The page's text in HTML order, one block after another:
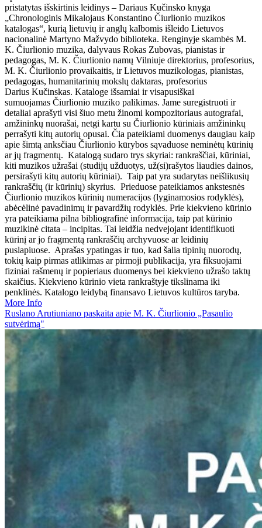
pristatytas išskirtinis leidinys – Dariaus Kučinsko knyga
„Chronologinis Mikalojaus Konstantino Čiurlionio muzikos
katalogas“, kurią lietuvių ir anglų kalbomis išleido Lietuvos
nacionalinė Martyno Mažvydo biblioteka. Renginyje skambės M.
K. Čiurlionio muzika, dalyvaus Rokas Zubovas, pianistas ir
pedagogas, M. K. Čiurlionio namų Vilniuje direktorius, profesorius,
M. K. Čiurlionio provaikaitis, ir Lietuvos muzikologas, pianistas,
pedagogas, humanitarinių mokslų daktaras, profesorius
Darius Kučinskas. Kataloge išsamiai ir visapusiškai
sumuojamas Čiurlionio muziko palikimas. Jame suregistruoti ir
detaliai aprašyti visi šiuo metu žinomi kompozitoriaus autografai,
amžininkų nuorašai, netgi kartu su Čiurlionio kūriniais amžininkų
perrašyti kitų autorių opusai. Čia pateikiami duomenys daugiau kaip
apie šimtą anksčiau Čiurlionio kūrybos sąvaduose neminėtų kūrinių
ar jų fragmentų. Katalogą sudaro trys skyriai: rankraščiai, kūriniai,
kiti muzikos užrašai (studijų užduotys, už(si)rašytos liaudies dainos,
persirašyti kitų autorių kūriniai). Taip pat yra sudarytas neišlikusių
rankraščių (ir kūrinių) skyrius. Prieduose pateikiamos ankstesnės
Čiurlionio muzikos kūrinių numeracijos (lyginamosios rodyklės),
abėcėlinė pavadinimų ir pavardžių rodyklės. Prie kiekvieno kūrinio
yra pateikiama pilna bibliografinė informacija, taip pat kūrinio
muzikinė citata – incipitas. Tai leidžia nedvejojant identifikuoti
kūrinį ar jo fragmentą rankraščių archyvuose ar leidinių
puslapiuose. Aprašas ypatingas ir tuo, kad šalia tipinių nuorodų,
tokių kaip pirmas atlikimas ar pirmoji publikacija, yra fiksuojami
fiziniai rašmenų ir popieriaus duomenys bei kiekvieno užrašo taktų
skaičius. Kiekvieno kūrinio vieta rankraštyje tikslinama iki
penklinės. Katalogo leidybą finansavo Lietuvos kultūros taryba.
More Info
Ruslano Arutiuniano paskaita apie M. K. Čiurlionio „Pasaulio
sutvėrimą"